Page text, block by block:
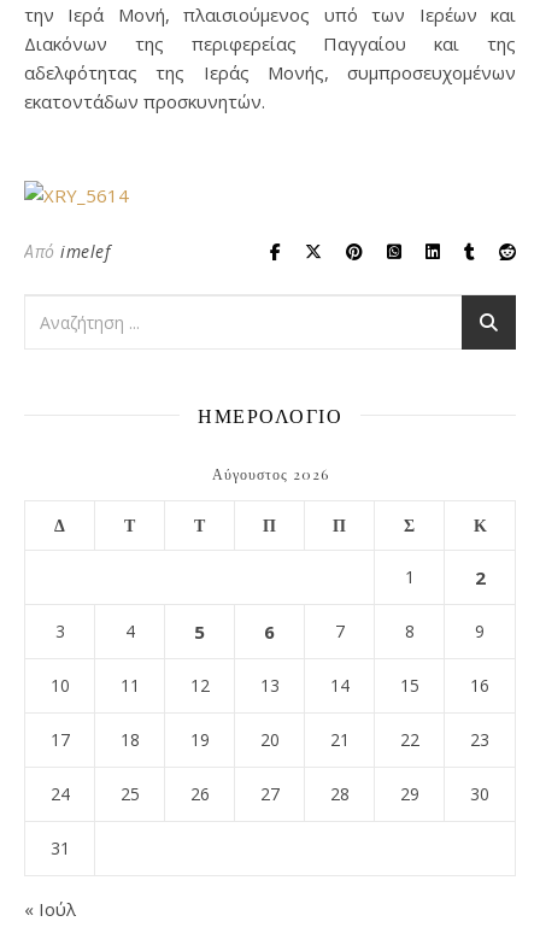
την Ιερά Μονή, πλαισιούμενος υπό των Ιερέων και
Διακόνων της περιφερείας Παγγαίου και της
αδελφότητας της Ιεράς Μονής, συμπροσευχομένων
εκατοντάδων προσκυνητών.
Από imelef
ΗΜΕΡΟΛΟΓΙΟ
Αύγουστος 2026
Δ Τ Τ Π Π Σ Κ
1 2
3 4 5 6 7 8 9
10 11 12 13 14 15 16
17 18 19 20 21 22 23
24 25 26 27 28 29 30
31
« Ιούλ